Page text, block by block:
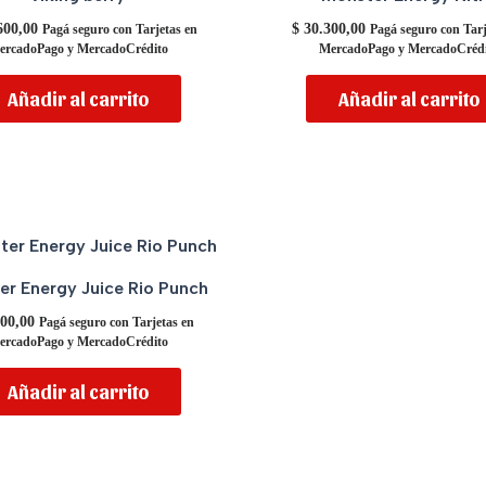
Pagá seguro con Tarjetas en
y MercadoCrédito
Añadir al carrito
$ 30.300,00 Pagá seguro con
MercadoPago y
Añadir al carrito
Energy Juice Rio Punch
Pagá seguro con Tarjetas en
y MercadoCrédito
Añadir al carrito